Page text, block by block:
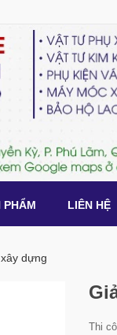
PHẨM LIÊN HỆ
dựng
Thi